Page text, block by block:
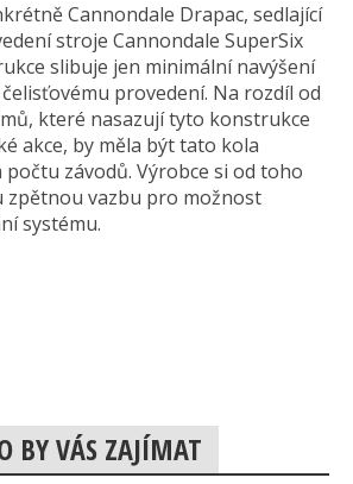
Cannondale Drapac, sedlající
stroje Cannondale SuperSix
slibuje jen minimální navýšení
provedení. Na rozdíl od
které nasazují tyto konstrukce
akce, by měla být tato kola
počtu závodů. Výrobce si od toho
zpětnou vazbu pro možnost
systému.
BY VÁS ZAJÍMAT